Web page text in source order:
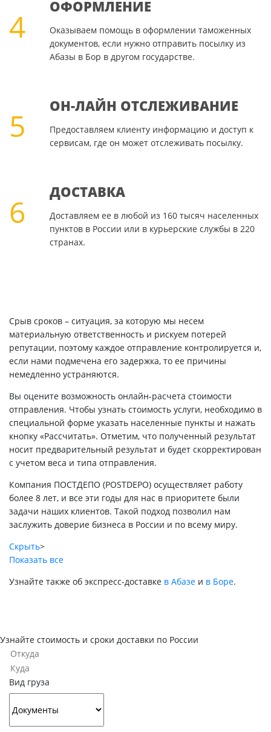
4
ОФОРМЛЕНИЕ
Оказываем помощь в оформлении таможенных
документов, если нужно отправить посылку из
Абазы в Бор в другом государстве.
5
ОН-ЛАЙН ОТСЛЕЖИВАНИЕ
Предоставляем клиенту информацию и доступ к
сервисам, где он может отслеживать посылку.
6
ДОСТАВКА
Доставляем ее в любой из 160 тысяч населенных
пунктов в России или в курьерские службы в 220
странах.
Срыв сроков – ситуация, за которую мы несем
материальную ответственность и рискуем потерей
репутации, поэтому каждое отправление контролируется и,
если нами подмечена его задержка, то ее причины
немедленно устраняются.
Вы оцените возможность онлайн-расчета стоимости
отправления. Чтобы узнать стоимость услуги, необходимо в
специальной форме указать населенные пункты и нажать
кнопку «Рассчитать». Отметим, что полученный результат
носит предварительный результат и будет скорректирован
с учетом веса и типа отправления.
Компания ПОСТДЕПО (POSTDEPO) осуществляет работу
более 8 лет, и все эти годы для нас в приоритете были
задачи наших клиентов. Такой подход позволил нам
заслужить доверие бизнеса в России и по всему миру.
Скрыть>
Показать все
Узнайте также об экспресс-доставке в Абазе и в Боре.
Узнайте стоимость и сроки доставки по России
Вид груза